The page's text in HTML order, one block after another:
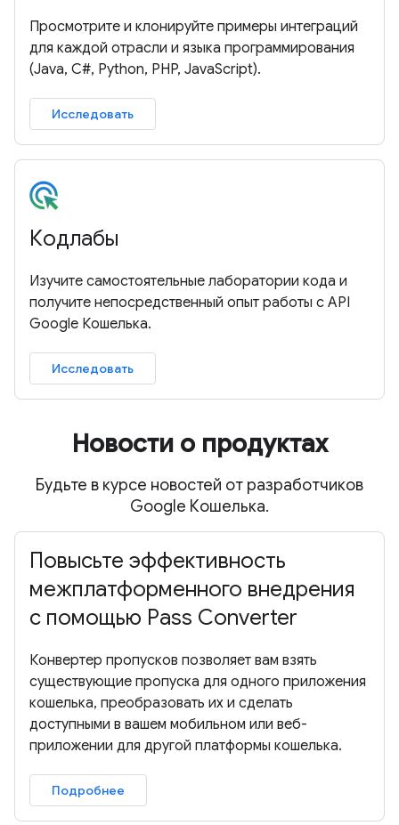
Просмотрите и клонируйте примеры интеграций
для каждой отрасли и языка программирования
(Java, C#, Python, PHP, JavaScript).
Исследовать
Кодлабы
Изучите самостоятельные лаборатории кода и
получите непосредственный опыт работы с API
Google Кошелька.
Исследовать
Новости о продуктах
Будьте в курсе новостей от разработчиков
Google Кошелька.
Повысьте эффективность
межплатформенного внедрения
с помощью Pass Converter
Конвертер пропусков позволяет вам взять
существующие пропуска для одного приложения
кошелька, преобразовать их и сделать
доступными в вашем мобильном или веб-
приложении для другой платформы кошелька.
Подробнее